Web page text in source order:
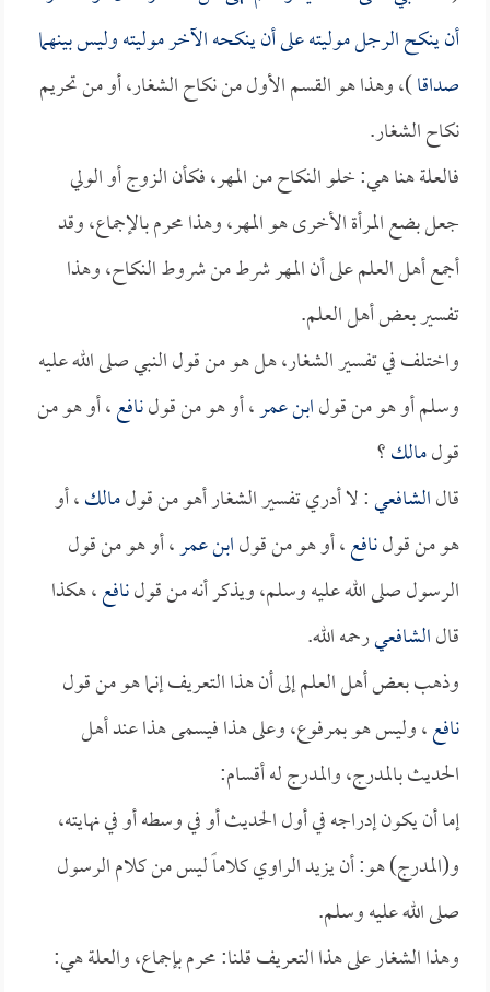
أن ينكح الرجل موليته على أن ينكحه الآخر موليته وليس بينهما
صداقا)، وهذا هو القسم الأول من نكاح الشغار، أو من تحريم
نكاح الشغار.
فالعلة هنا هي: خلو النكاح من المهر، فكأن الزوج أو الولي
جعل بضع المرأة الأخرى هو المهر، وهذا محرم بالإجماع، وقد
أجمع أهل العلم على أن المهر شرط من شروط النكاح، وهذا
تفسير بعض أهل العلم.
واختلف في تفسير الشغار، هل هو من قول النبي صلى الله عليه
وسلم أو هو من قولابن عمر، أو هو من قولنافع، أو هو من
قولمالك؟
قالالشافعي: لا أدري تفسير الشغار أهو من قولمالك، أو
هو من قولنافع، أو هو من قولابن عمر، أو هو من قول
الرسول صلى الله عليه وسلم، ويذكر أنه من قولنافع، هكذا
قالالشافعيرحمه الله.
وذهب بعض أهل العلم إلى أن هذا التعريف إنما هو من قول
نافع، وليس هو بمرفوع، وعلى هذا فيسمى هذا عند أهل
الحديث بالمدرج، والمدرج له أقسام:
إما أن يكون إدراجه في أول الحديث أو في وسطه أو في نهايته،
و(المدرج) هو: أن يزيد الراوي كلاماً ليس من كلام الرسول
صلى الله عليه وسلم.
وهذا الشغار على هذا التعريف قلنا: محرم بإجماع، والعلة هي: